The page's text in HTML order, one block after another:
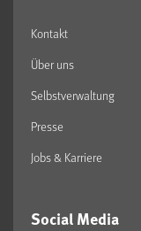
Kontakt
Über uns
Selbstverwaltung
Presse
Jobs & Karriere
Social Media